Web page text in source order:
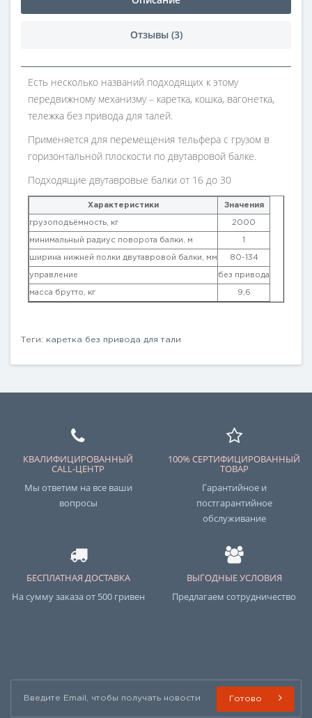
Отзывы (3)
Есть несколько названий подходящих к этому
передвижному механизму – каретка, кошка, вагонетка,
тележка без привода для талей.
Применяется для перемещения тельфера с грузом в
горизонтальной плоскости по двутавровой балке.
Подходящие двутавровые балки от 16 до 30
Характеристики Значения
грузоподъёмность, кг 2000
минимальный радиус поворота балки, м 1
ширина нижней полки двутавровой балки, мм 80-134
управление без привода
масса брутто, кг 9,6
Теги: каретка без привода для тали
КВАЛИФИЦИРОВАННЫЙ
CALL-ЦЕНТР
Мы ответим на все ваши
вопросы
100% СЕРТИФИЦИРОВАННЫЙ
ТОВАР
Гарантийное и
постгарантийное
обслуживание
БЕСПЛАТНАЯ ДОСТАВКА
На сумму заказа от 500 гривен
ВЫГОДНЫЕ УСЛОВИЯ
Предлагаем сотрудничество
Готово